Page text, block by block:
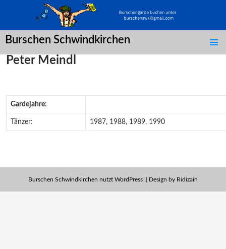
Burschen Schwindkirchen
ZUM
Peter Meindl
Gardejahre:
Tänzer: 1987, 1988, 1989, 1990
Burschen Schwindkirchen nutzt WordPress Design by Ridizain